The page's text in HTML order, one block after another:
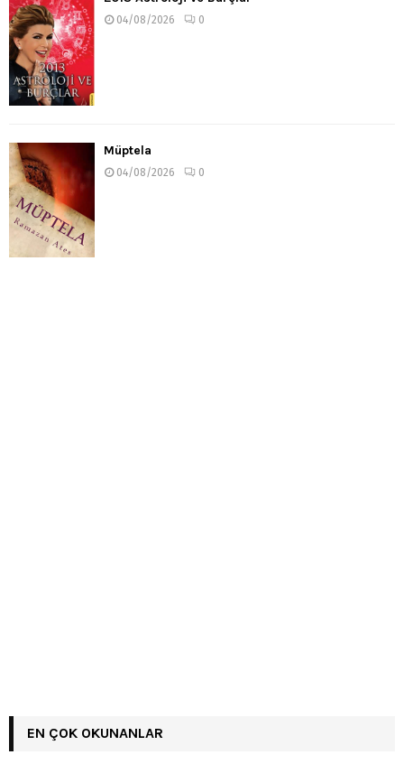
04/08/2026 0
Müptela
04/08/2026 0
EN ÇOK OKUNANLAR